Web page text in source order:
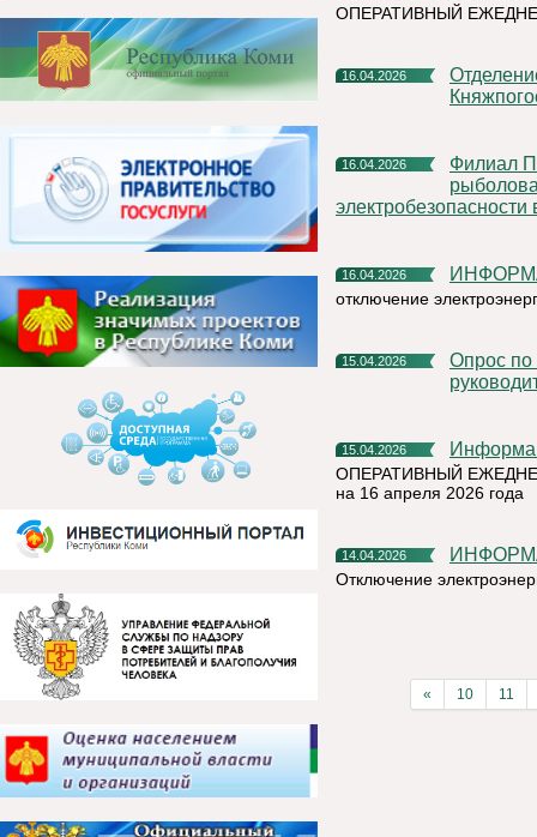
ОПЕРАТИВНЫЙ
16.04.2026
Отделение Госавтоинспекции ОМВД России по
16.04.2026
Филиал ПАО «Россети» - МЭС Северо-Запада напоминает
16.04.2026
отключение
15.04.2026
Опрос по оценки эффективности деятельности
15.04.2026
ОПЕРАТИВНЫЙ
на 16 апреля 2026 года
14.04.2026
Отключение
« 10 11